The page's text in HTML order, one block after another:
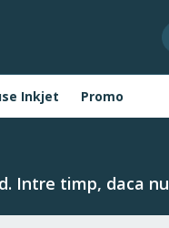
Inkjet Promo
Intre timp, daca